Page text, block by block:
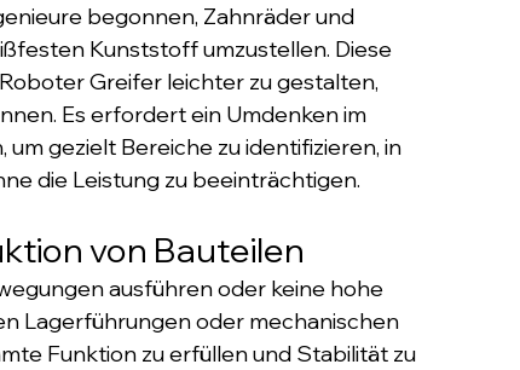
begonnen, Zahnräder und
Kunststoff umzustellen. Diese
Greifer leichter zu gestalten,
Es erfordert ein Umdenken im
gezielt Bereiche zu identifizieren, in
die Leistung zu beeinträchtigen.
von Bauteilen
ausführen oder keine hohe
Lagerführungen oder mechanischen
Funktion zu erfüllen und Stabilität zu